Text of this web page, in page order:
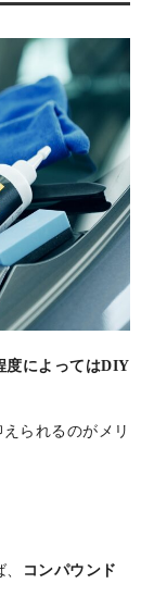
度によってはDIY
られるのがメリ
コンパウンド